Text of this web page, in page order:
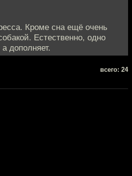
Кроме сна ещё очень
Естественно, одно
дополняет.
всего: 24